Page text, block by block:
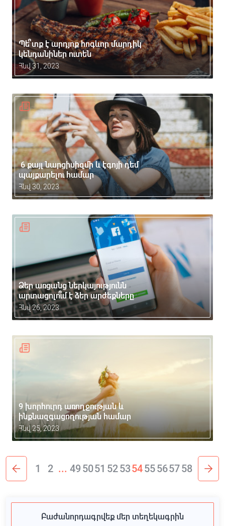
Պե՞տք է արդյոք հոգևոր մարդիկ
կենդանիներ ուտեն
Հնվ 31, 2023
6 քայլ նարցիսիզմի և էգոյի դեմ
պայքարելու համար
Հնվ 30, 2023
Ձեր առցանց ներկայությունն
արտացոլո՞ւմ է ձեր արժեքները
Հնվ 26, 2023
9 խորհուրդ առողջության և
ինքնազգացողության համար
Հնվ 25, 2023
1 2 ... 49 5051 52535455565758
Բաժանորդագրվեք մեր տեղեկագրին